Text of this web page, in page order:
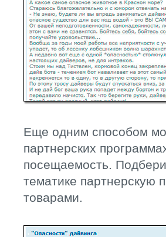
Еще одним способом
партнерских
посещаемость.
тематике партнерскую
товарами.